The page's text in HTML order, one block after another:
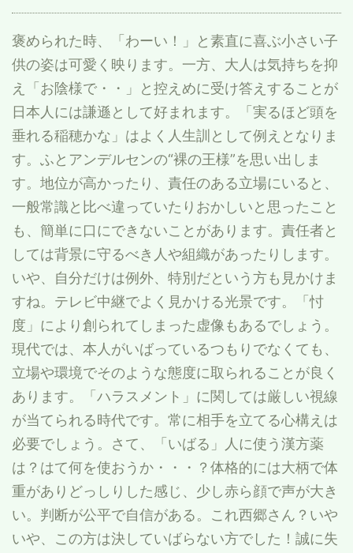
褒められた時、「わーい！」と素直に喜ぶ小さい子
供の姿は可愛く映ります。一方、大人は気持ちを抑
え「お陰様で・・」と控えめに受け答えすることが
日本人には謙遜として好まれます。「実るほど頭を
垂れる稲穂かな」はよく人生訓として例えとなりま
す。ふとアンデルセンの“裸の王様”を思い出しま
す。地位が高かったり、責任のある立場にいると、
一般常識と比べ違っていたりおかしいと思ったこと
も、簡単に口にできないことがあります。責任者と
しては背景に守るべき人や組織があったりします。
いや、自分だけは例外、特別だという方も見かけま
すね。テレビ中継でよく見かける光景です。「忖
度」により創られてしまった虚像もあるでしょう。
現代では、本人がいばっているつもりでなくても、
立場や環境でそのような態度に取られることが良く
あります。「ハラスメント」に関しては厳しい視線
が当てられる時代です。常に相手を立てる心構えは
必要でしょう。さて、「いばる」人に使う漢方薬
は？はて何を使おうか・・・？体格的には大柄で体
重がありどっしりした感じ、少し赤ら顔で声が大き
い。判断が公平で自信がある。これ西郷さん？いや
いや、この方は決していばらない方でした！誠に失